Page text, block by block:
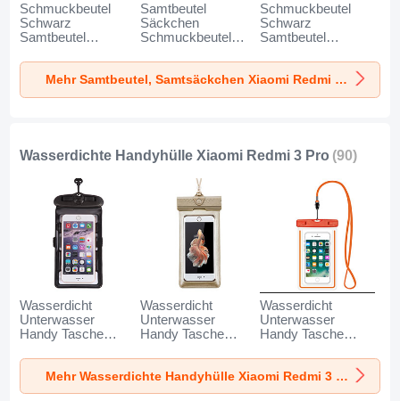
Schmuckbeutel
Schwarz
Samtbeutel
Universal K02 für
Xiaomi Redmi 3
Pro Grau
Samtbeutel
Säckchen
Schmuckbeutel
für Xiaomi Redmi 3
Pro Grau
Schmuckbeutel
Schwarz
Samtbeutel
Universal S05 für
Xiaomi Redmi 3
Pro Braun
Mehr Samtbeutel, Samtsäckchen Xiaomi Redmi 3 Pro
Wasserdichte Handyhülle Xiaomi Redmi 3 Pro (90)
Wasserdicht
Unterwasser
Handy Tasche
Xiaomi Redmi 3
Pro Schwarz
Wasserdicht
Unterwasser
Handy Tasche
Xiaomi Redmi 3
Pro Gold
Wasserdicht
Unterwasser
Handy Tasche
Xiaomi Redmi 3
Pro Orange
Mehr Wasserdichte Handyhülle Xiaomi Redmi 3 Pro